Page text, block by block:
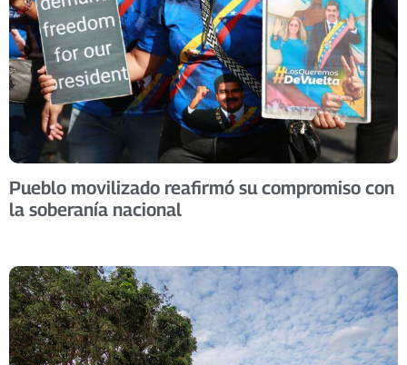
Pueblo movilizado reafirmó su compromiso con
la soberanía nacional